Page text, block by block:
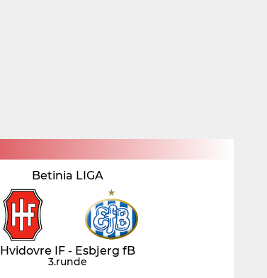
Betinia LIGA
Hvidovre IF - Esbjerg fB
3.runde